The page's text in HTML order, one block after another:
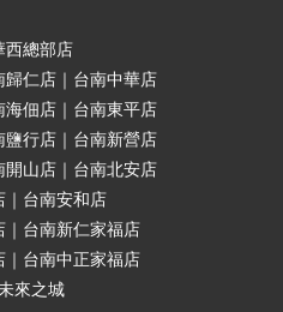
西總部店
歸仁店｜台南中華店
海佃店｜台南東平店
鹽行店｜台南新營店
開山店｜台南北安店
｜台南安和店
｜台南新仁家福店
｜台南中正家福店
來之城